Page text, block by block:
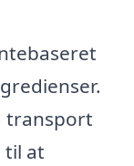
transport
til at